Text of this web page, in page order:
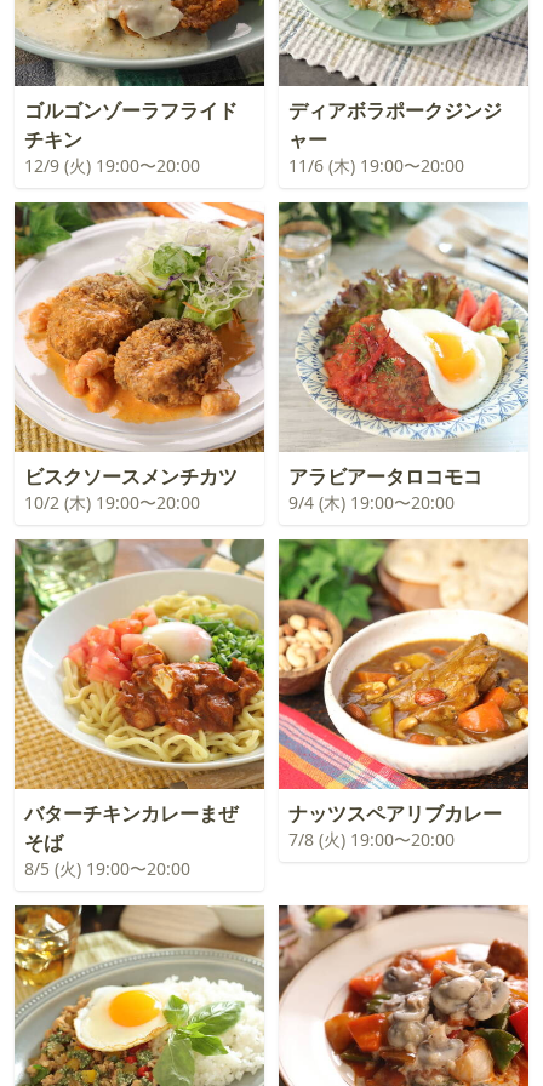
ゴルゴンゾーラフライド
チキン
12/9 (火) 19:00〜20:00
ディアボラポークジンジ
ャー
11/6 (木) 19:00〜20:00
ビスクソースメンチカツ
10/2 (木) 19:00〜20:00
アラビアータロコモコ
9/4 (木) 19:00〜20:00
バターチキンカレーまぜ
そば
8/5 (火) 19:00〜20:00
ナッツスペアリブカレー
7/8 (火) 19:00〜20:00